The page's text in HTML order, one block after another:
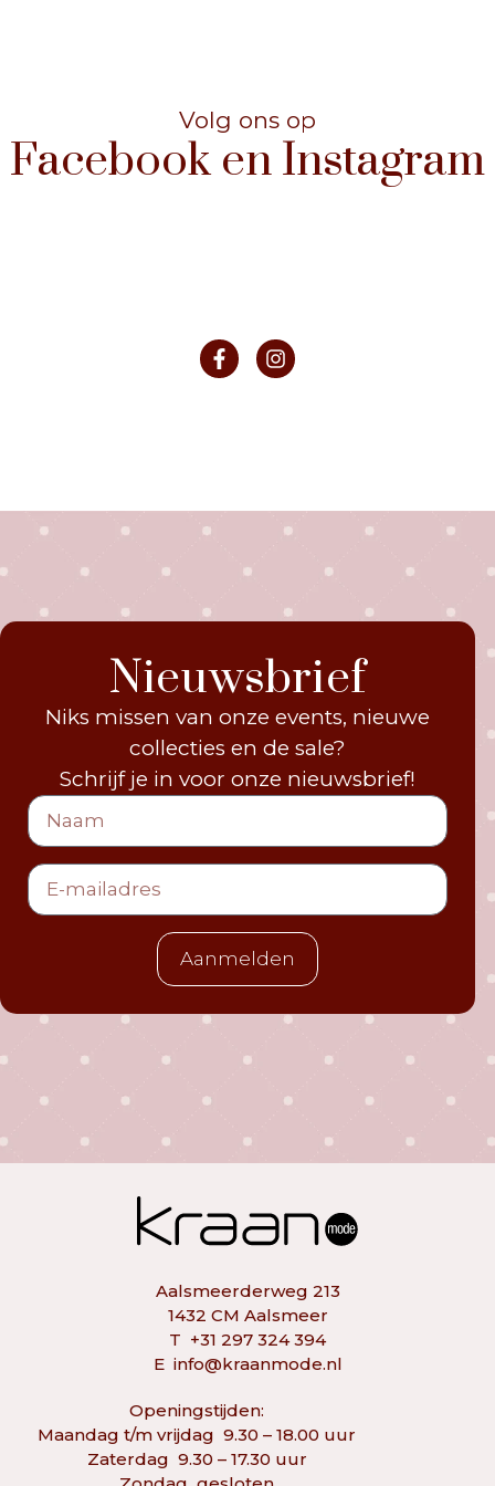
Volg ons op
Facebook en Instagram
Nieuwsbrief
Niks missen van onze events, nieuwe
collecties en de sale?
Schrijf je in voor onze nieuwsbrief!
Aanmelden
Aalsmeerderweg 213
1432 CM Aalsmeer
T +31 297 324 394
E info@kraanmode.nl
Openingstijden:
Maandag t/m vrijdag 9.30 – 18.00 uur
Zaterdag 9.30 – 17.30 uur